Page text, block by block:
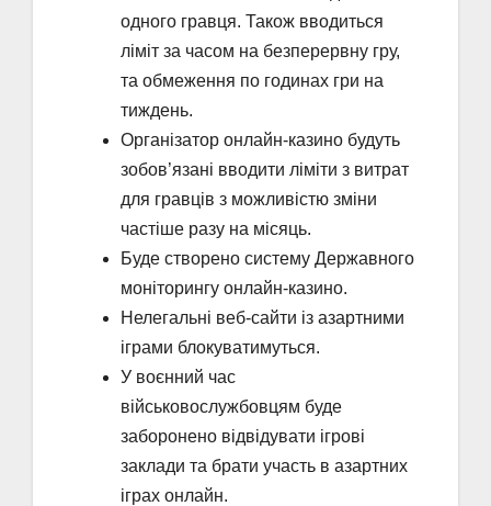
одного гравця. Також вводиться
ліміт за часом на безперервну гру,
та обмеження по годинах гри на
тиждень.
Організатор онлайн-казино будуть
зобов’язані вводити ліміти з витрат
для гравців з можливістю зміни
частіше разу на місяць.
Буде створено систему Державного
моніторингу онлайн-казино.
Нелегальні веб-сайти із азартними
іграми блокуватимуться.
У воєнний час
військовослужбовцям буде
заборонено відвідувати ігрові
заклади та брати участь в азартних
іграх онлайн.